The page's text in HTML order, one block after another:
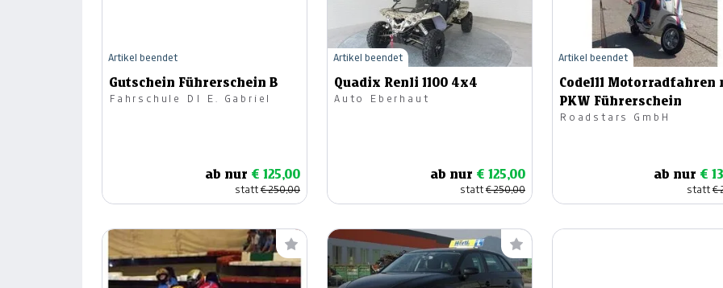
Gutschein Führerschein B
Fahrschule DI E. Gabriel
ab nur € 125,00
statt€ 250,00
Artikel beendet
Quadix Renli 1100 4x4
Auto Eberhaut
ab nur € 125,00
statt€ 250,00
Artikel beendet
Code111 Motorradfahren
PKW Führerschein
Roadstars GmbH
ab nur €
statt€
Artikel beendet